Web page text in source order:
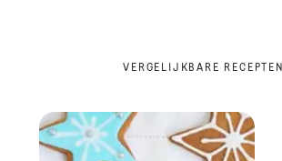
VERGELIJKBARE RECEPTEN